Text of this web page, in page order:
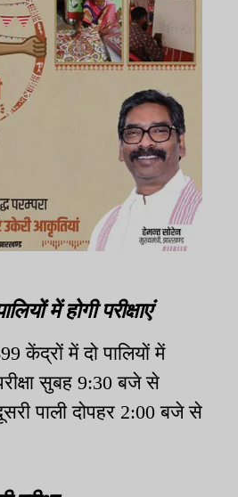
में होगी परीक्षाएं
केंद्रों में दो पालियों में
सुबह 9:30 बजे से
पाली दोपहर 2:00 बजे से